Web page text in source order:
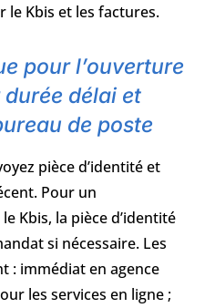
le Kbis et les factures.
pour l’ouverture
délai et
de poste
pièce d’identité et
Pour un
Kbis, la pièce d’identité
si nécessaire. Les
: immédiat en agence
les services en ligne ;